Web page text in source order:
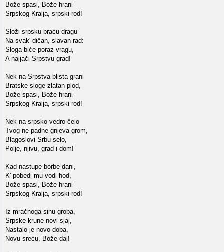
Bože spasi, Bože hrani
Srpskog Kralja, srpski rod!
Složi srpsku braću dragu
Na svak' dičan, slavan rad:
Sloga biće poraz vragu,
A najjači Srpstvu grad!
Nek na Srpstva blista grani
Bratske sloge zlatan plod,
Bože spasi, Bože hrani
Srpskog Kralja, srpski rod!
Nek na srpsko vedro čelo
Tvog ne padne gnjeva grom,
Blagoslovi Srbu selo,
Polje, njivu, grad i dom!
Kad nastupe borbe dani,
K' pobedi mu vodi hod,
Bože spasi, Bože hrani
Srpskog Kralja, srpski rod!
Iz mračnoga sinu groba,
Srpske krune novi sjaj,
Nastalo je novo doba,
Novu sreću, Bože daj!